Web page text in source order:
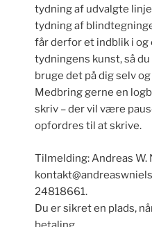
tydning af udvalgte
tydning af
får derfor et indblik i
tydningens kunst, så
bruge det på dig selv
Medbring gerne en
skriv – der vil være
opfordres til at skrive.
Tilmelding: Andreas W.
24818661.
Du er sikret en plads,